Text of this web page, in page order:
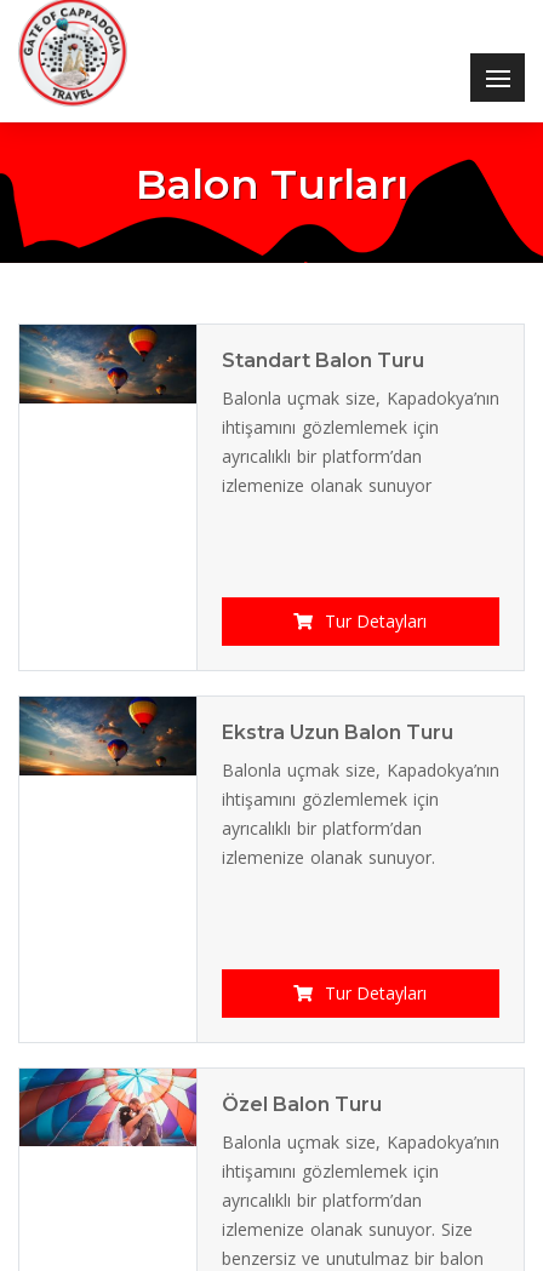
Balon Turları
Standart Balon Turu
Balonla uçmak size, Kapadokya’nın
ihtişamını gözlemlemek için
ayrıcalıklı bir platform’dan
izlemenize olanak sunuyor
Tur Detayları
Ekstra Uzun Balon Turu
Balonla uçmak size, Kapadokya’nın
ihtişamını gözlemlemek için
ayrıcalıklı bir platform’dan
izlemenize olanak sunuyor.
Tur Detayları
Özel Balon Turu
Balonla uçmak size, Kapadokya’nın
ihtişamını gözlemlemek için
ayrıcalıklı bir platform’dan
izlemenize olanak sunuyor. Size
benzersiz ve unutulmaz bir balon